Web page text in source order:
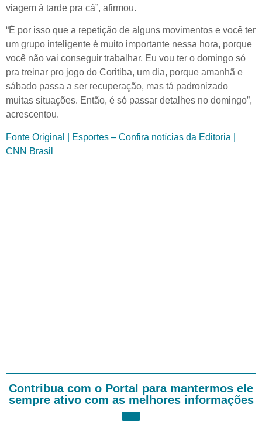
viagem à tarde pra cá”, afirmou.
“É por isso que a repetição de alguns movimentos e você ter
um grupo inteligente é muito importante nessa hora, porque
você não vai conseguir trabalhar. Eu vou ter o domingo só
pra treinar pro jogo do Coritiba, um dia, porque amanhã e
sábado passa a ser recuperação, mas tá padronizado
muitas situações. Então, é só passar detalhes no domingo”,
acrescentou.
Fonte Original | Esportes – Confira notícias da Editoria |
CNN Brasil
Contribua com o Portal para mantermos ele
sempre ativo com as melhores informações